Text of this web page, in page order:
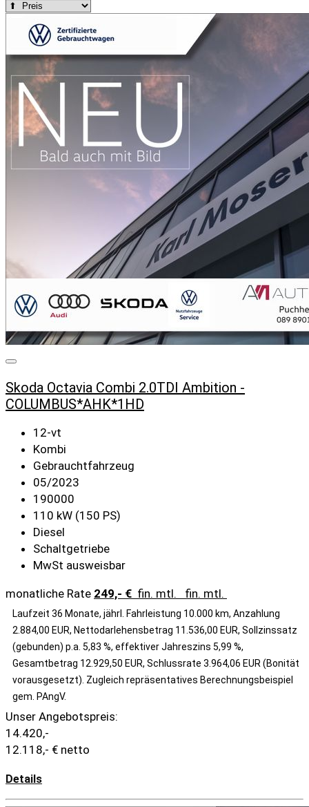
Skoda Octavia Combi 2.0TDI Ambition -
COLUMBUS*AHK*1HD
12-vt
Kombi
Gebrauchtfahrzeug
05/2023
190000
110 kW (150 PS)
Diesel
Schaltgetriebe
MwSt ausweisbar
monatliche Rate 249,- € fin. mtl. fin. mtl.
Laufzeit 36 Monate, jährl. Fahrleistung 10.000 km, Anzahlung
2.884,00 EUR, Nettodarlehensbetrag 11.536,00 EUR, Sollzinssatz
(gebunden) p.a. 5,83 %, effektiver Jahreszins 5,99 %,
Gesamtbetrag 12.929,50 EUR, Schlussrate 3.964,06 EUR (Bonität
vorausgesetzt). Zugleich repräsentatives Berechnungsbeispiel
gem. PAngV.
Unser Angebotspreis:
14.420,-
12.118,- € netto
Details